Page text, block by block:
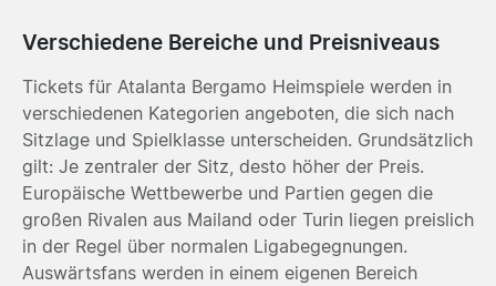
Verschiedene Bereiche und Preisniveaus
Tickets für Atalanta Bergamo Heimspiele werden in
verschiedenen Kategorien angeboten, die sich nach
Sitzlage und Spielklasse unterscheiden. Grundsätzlich
gilt: Je zentraler der Sitz, desto höher der Preis.
Europäische Wettbewerbe und Partien gegen die
großen Rivalen aus Mailand oder Turin liegen preislich
in der Regel über normalen Ligabegegnungen.
Auswärtsfans werden in einem eigenen Bereich